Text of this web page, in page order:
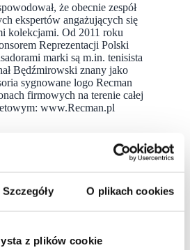
Szczegóły O plikach cookies
z plików cookie
że obecnie zespół
ekspertów angażujących się
kolekcjami. Od 2011 roku
Reprezentacji Polski
marki są m.in. tenisista
Będźmirowski znany jako
sygnowane logo Recman
firmowych na terenie całej
www.Recman.pl